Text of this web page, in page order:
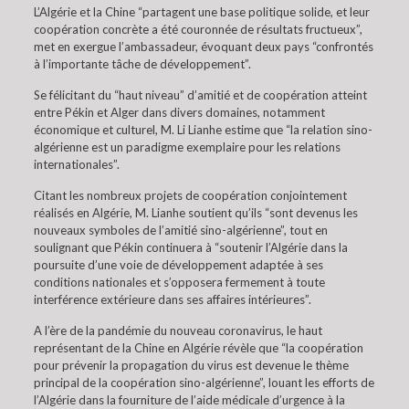
L’Algérie et la Chine “partagent une base politique solide, et leur
coopération concrète a été couronnée de résultats fructueux”,
met en exergue l’ambassadeur, évoquant deux pays “confrontés
à l’importante tâche de développement”.
Se félicitant du “haut niveau” d’amitié et de coopération atteint
entre Pékin et Alger dans divers domaines, notamment
économique et culturel, M. Li Lianhe estime que “la relation sino-
algérienne est un paradigme exemplaire pour les relations
internationales”.
Citant les nombreux projets de coopération conjointement
réalisés en Algérie, M. Lianhe soutient qu’ils “sont devenus les
nouveaux symboles de l’amitié sino-algérienne”, tout en
soulignant que Pékin continuera à “soutenir l’Algérie dans la
poursuite d’une voie de développement adaptée à ses
conditions nationales et s’opposera fermement à toute
interférence extérieure dans ses affaires intérieures”.
A l’ère de la pandémie du nouveau coronavirus, le haut
représentant de la Chine en Algérie révèle que “la coopération
pour prévenir la propagation du virus est devenue le thème
principal de la coopération sino-algérienne”, louant les efforts de
l’Algérie dans la fourniture de l’aide médicale d’urgence à la